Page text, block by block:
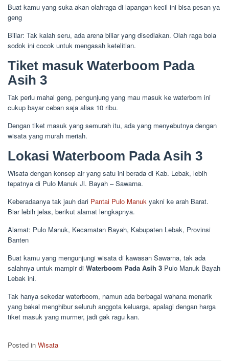
Buat kamu yang suka akan olahraga di lapangan kecil ini bisa pesan ya
geng
Biliar: Tak kalah seru, ada arena biliar yang disediakan. Olah raga bola
sodok ini cocok untuk mengasah ketelitian.
Tiket masuk Waterboom Pada
Asih 3
Tak perlu mahal geng, pengunjung yang mau masuk ke waterbom ini
cukup bayar ceban saja alias 10 ribu.
Dengan tiket masuk yang semurah itu, ada yang menyebutnya dengan
wisata yang murah meriah.
Lokasi Waterboom Pada Asih 3
Wisata dengan konsep air yang satu ini berada di Kab. Lebak, lebih
tepatnya di Pulo Manuk Jl. Bayah – Sawarna.
Keberadaanya tak jauh dari Pantai Pulo Manuk yakni ke arah Barat.
Biar lebih jelas, berikut alamat lengkapnya.
Alamat: Pulo Manuk, Kecamatan Bayah, Kabupaten Lebak, Provinsi
Banten
Buat kamu yang mengunjungi wisata di kawasan Sawarna, tak ada
salahnya untuk mampir di Waterboom Pada Asih 3 Pulo Manuk Bayah
Lebak ini.
Tak hanya sekedar waterboom, namun ada berbagai wahana menarik
yang bakal menghibur seluruh anggota keluarga, apalagi dengan harga
tiket masuk yang murmer, jadi gak ragu kan.
Posted in Wisata